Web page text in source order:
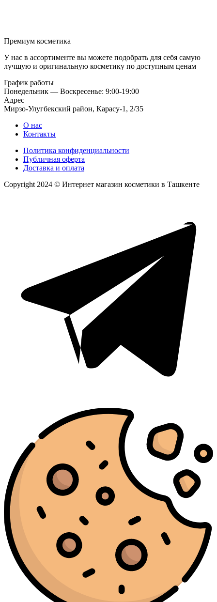
Премиум косметика
У нас в ассортименте вы можете подобрать для себя самую
лучшую и оригинальную косметику по доступным ценам
График работы
Понедельник — Воскресенье: 9:00-19:00
Адрес
Мирзо-Улугбекский район, Карасу-1, 2/35
О нас
Контакты
Политика конфиденциальности
Публичная оферта
Доставка и оплата
Copyright 2024 © Интернет магазин косметики в Ташкенте